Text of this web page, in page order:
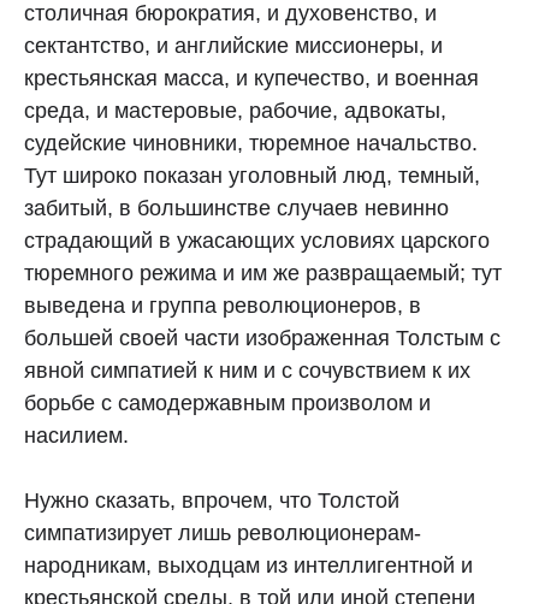
столичная бюрократия, и духовенство, и
сектантство, и английские миссионеры, и
крестьянская масса, и купечество, и военная
среда, и мастеровые, рабочие, адвокаты,
судейские чиновники, тюремное начальство.
Тут широко показан уголовный люд, темный,
забитый, в большинстве случаев невинно
страдающий в ужасающих условиях царского
тюремного режима и им же развращаемый; тут
выведена и группа революционеров, в
большей своей части изображенная Толстым с
явной симпатией к ним и с сочувствием к их
борьбе с самодержавным произволом и
насилием.
Нужно сказать, впрочем, что Толстой
симпатизирует лишь революционерам-
народникам, выходцам из интеллигентной и
крестьянской среды, в той или иной степени